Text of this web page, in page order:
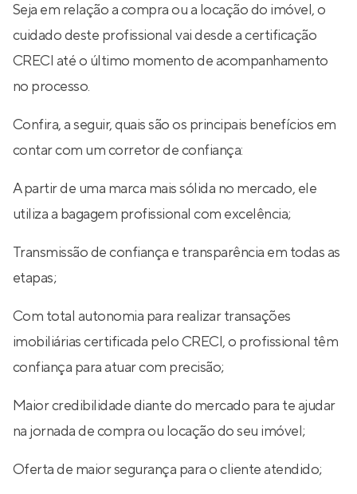
Seja em relação a compra ou a locação do imóvel, o
cuidado deste profissional vai desde a certificação
CRECI até o último momento de acompanhamento
no processo.
Confira, a seguir, quais são os principais benefícios em
contar com um corretor de confiança:
A partir de uma marca mais sólida no mercado, ele
utiliza a bagagem profissional com excelência;
Transmissão de confiança e transparência em todas as
etapas;
Com total autonomia para realizar transações
imobiliárias certificada pelo CRECI, o profissional têm
confiança para atuar com precisão;
Maior credibilidade diante do mercado para te ajudar
na jornada de compra ou locação do seu imóvel;
Oferta de maior segurança para o cliente atendido;